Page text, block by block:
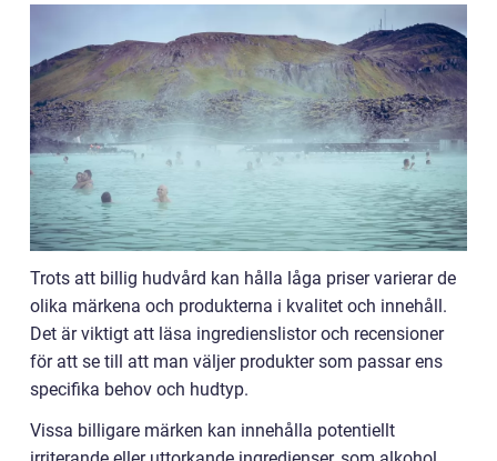
Trots att billig hudvård kan hålla låga priser varierar de
olika märkena och produkterna i kvalitet och innehåll.
Det är viktigt att läsa ingredienslistor och recensioner
för att se till att man väljer produkter som passar ens
specifika behov och hudtyp.
Vissa billigare märken kan innehålla potentiellt